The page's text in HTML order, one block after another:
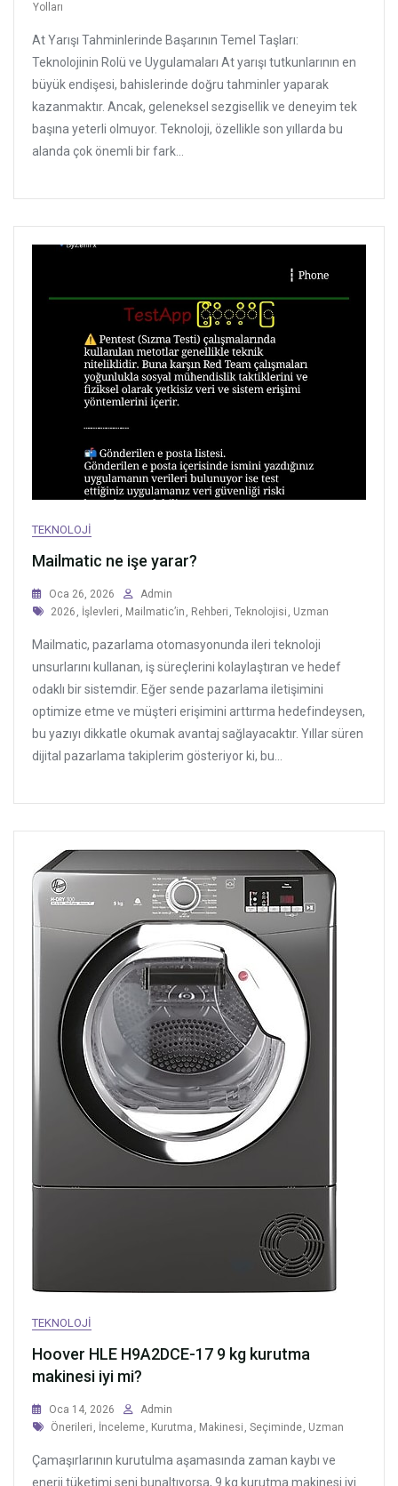
Yolları
At Yarışı Tahminlerinde Başarının Temel Taşları:
Teknolojinin Rolü ve Uygulamaları At yarışı tutkunlarının en
büyük endişesi, bahislerinde doğru tahminler yaparak
kazanmaktır. Ancak, geleneksel sezgisellik ve deneyim tek
başına yeterli olmuyor. Teknoloji, özellikle son yıllarda bu
alanda çok önemli bir fark...
TEKNOLOJI
Mailmatic ne işe yarar?
Oca 26, 2026
Admin
Tags
2026 , İşlevleri , Mailmatic’in , Rehberi , Teknolojisi , Uzman
Mailmatic, pazarlama otomasyonunda ileri teknoloji
unsurlarını kullanan, iş süreçlerini kolaylaştıran ve hedef
odaklı bir sistemdir. Eğer sende pazarlama iletişimini
optimize etme ve müşteri erişimini arttırma hedefindeysen,
bu yazıyı dikkatle okumak avantaj sağlayacaktır. Yıllar süren
dijital pazarlama takiplerim gösteriyor ki, bu...
TEKNOLOJI
Hoover HLE H9A2DCE-17 9 kg kurutma
makinesi iyi mi?
Oca 14, 2026
Admin
Tags
Önerileri , İnceleme, Kurutma , Makinesi , Seçiminde, Uzman
Çamaşırlarının kurutulma aşamasında zaman kaybı ve
enerji tüketimi seni bunaltıyorsa, 9 kg kurutma makinesi iyi